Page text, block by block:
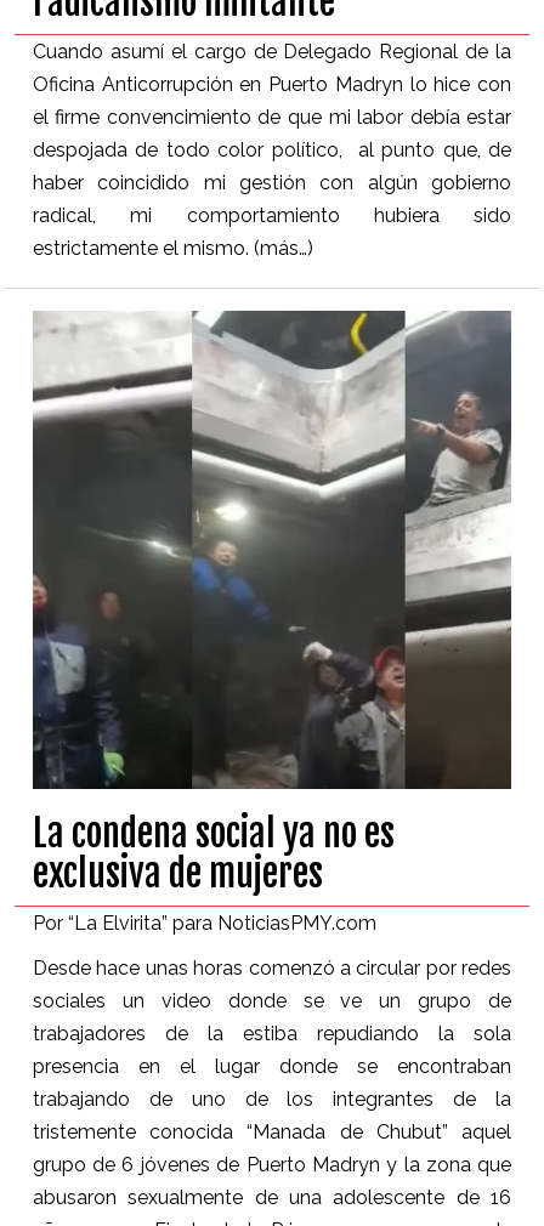
Cuando asumí el cargo de Delegado Regional de la
Oficina Anticorrupción en Puerto Madryn lo hice con
el firme convencimiento de que mi labor debía estar
despojada de todo color político, al punto que, de
haber coincidido mi gestión con algún gobierno
radical, mi comportamiento hubiera sido
estrictamente el mismo. (más…)
La condena social ya no es
exclusiva de mujeres
Por “La Elvirita” para NoticiasPMY.com
Desde hace unas horas comenzó a circular por redes
sociales un video donde se ve un grupo de
trabajadores de la estiba repudiando la sola
presencia en el lugar donde se encontraban
trabajando de uno de los integrantes de la
tristemente conocida “Manada de Chubut” aquel
grupo de 6 jóvenes de Puerto Madryn y la zona que
abusaron sexualmente de una adolescente de 16